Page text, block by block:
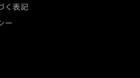
く表記
ー